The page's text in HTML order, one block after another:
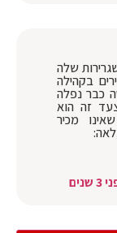
שלה
בקהילה
כבר נפלה
זה הוא
מכיר
שנים